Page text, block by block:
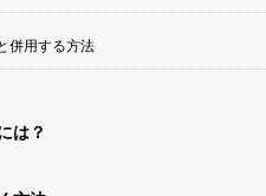
併用する方法
は？